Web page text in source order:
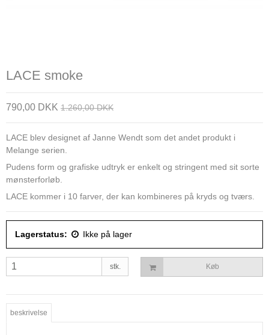
LACE smoke
790,00 DKK 1.260,00 DKK
LACE blev designet af Janne Wendt som det andet produkt i
Melange serien.
Pudens form og grafiske udtryk er enkelt og stringent med sit sorte
mønsterforløb.
LACE kommer i 10 farver, der kan kombineres på kryds og tværs.
Lagerstatus: Ikke på lager
stk. Køb
beskrivelse